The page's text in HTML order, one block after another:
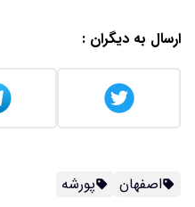
ارسال به دیگران :
اصفهان پورشه